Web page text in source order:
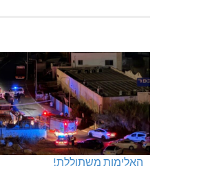
האלימות משתוללת!